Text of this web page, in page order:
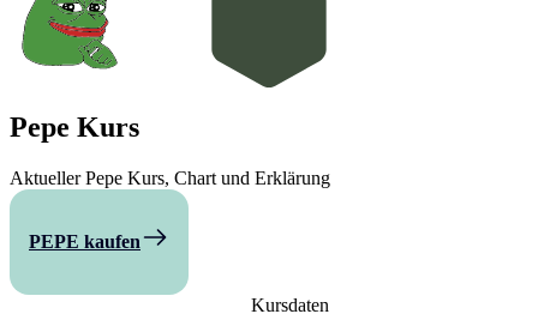
Pepe Kurs
Aktueller Pepe Kurs, Chart und Erklärung
PEPE kaufen
Kursdaten